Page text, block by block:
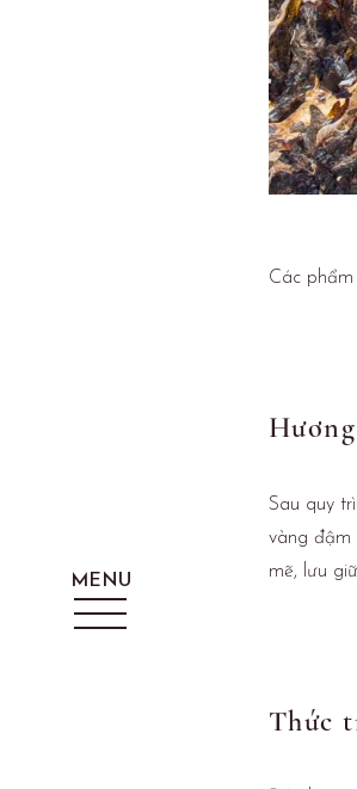
Các
Sau quy
vàng đậm
mẽ, lưu
Thức